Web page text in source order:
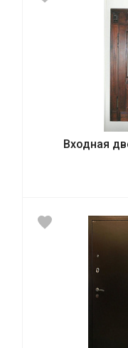
Входная